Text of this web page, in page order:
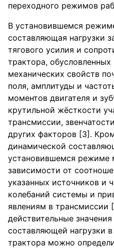
переходного режимов
В установившемся
составляющая нагрузки
тягового усилия и
трактора,
механических свойств
поля, амплитуды и
моментов двигателя и
крутильной жёсткости
трансмиссии,
других факторов [3].
динамической
установившемся режиме
зависимости от
указанных источников и
колебаний системы и
явлениям в трансмиссии
действительные
составляющей нагрузки
трактора можно